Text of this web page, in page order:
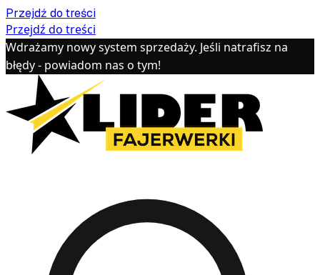
Przejdź do treści
Przejdź do treści
Wdrażamy nowy system sprzedaży. Jeśli natrafisz na
błędy - powiadom nas o tym!